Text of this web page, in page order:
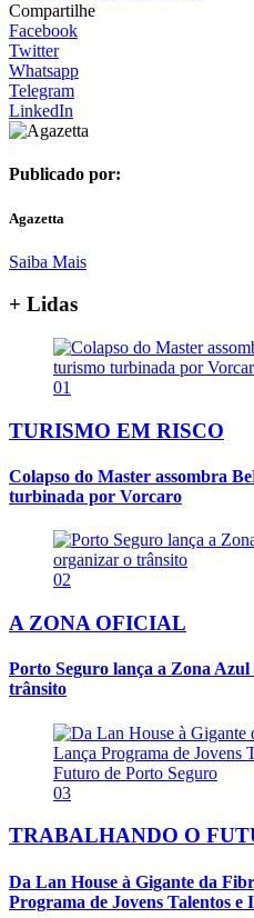
Compartilhe
Facebook
Twitter
Whatsapp
Telegram
LinkedIn
Publicado por:
Agazetta
Saiba Mais
+ Lidas
01
TURISMO EM RISCO
Colapso do Master assombra
turbinada por Vorcaro
02
A ZONA OFICIAL
Porto Seguro lança a Zona
trânsito
03
TRABALHANDO O
Da Lan House à Gigante da
Programa de Jovens Talentos e